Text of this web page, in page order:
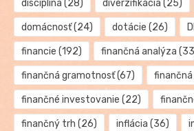
disciplína (28) diverzifikácia (25)
domácnosť(24) dotácie (26)
financie (192) finančná analýza
finančná gramotnosť(67) finančná
finančné investovanie (22)
finančný trh (26) inflácia (36)